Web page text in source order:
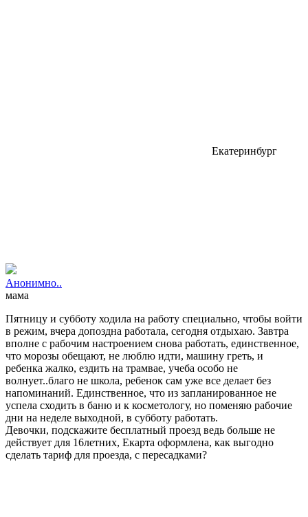
Екатеринбург
Анонимно..
мама
Пятницу и субботу ходила на работу специально, чтобы войти
в режим, вчера допоздна работала, сегодня отдыхаю. Завтра
вполне с рабочим настроением снова работать, единственное,
что морозы обещают, не люблю идти, машину греть, и
ребенка жалко, ездить на трамвае, учеба особо не
волнует..благо не школа, ребенок сам уже все делает без
напоминаний. Единственное, что из запланированное не
успела сходить в баню и к косметологу, но поменяю рабочие
дни на неделе выходной, в субботу работать.
Девочки, подскажите бесплатный проезд ведь больше не
действует для 16летних, Екарта оформлена, как выгодно
сделать тариф для проезда, с пересадками?